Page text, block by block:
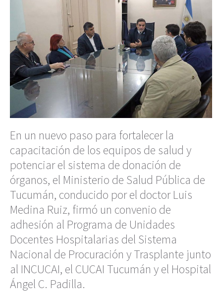
En un nuevo paso para fortalecer la
capacitación de los equipos de salud y
potenciar el sistema de donación de
órganos, el Ministerio de Salud Pública de
Tucumán, conducido por el doctor Luis
Medina Ruiz, firmó un convenio de
adhesión al Programa de Unidades
Docentes Hospitalarias del Sistema
Nacional de Procuración y Trasplante junto
al INCUCAI, el CUCAI Tucumán y el Hospital
Ángel C. Padilla.